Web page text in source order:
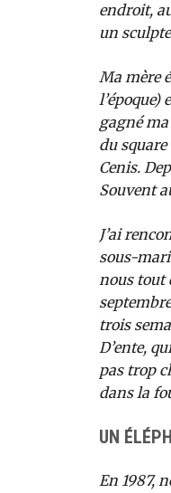
endroit,
un
Ma mère
l’époque)
gagné
du
Cenis.
Souvent
J’ai
sous-
nous tout
trois
D’ente,
pas trop
dans la
UN
En 1987,